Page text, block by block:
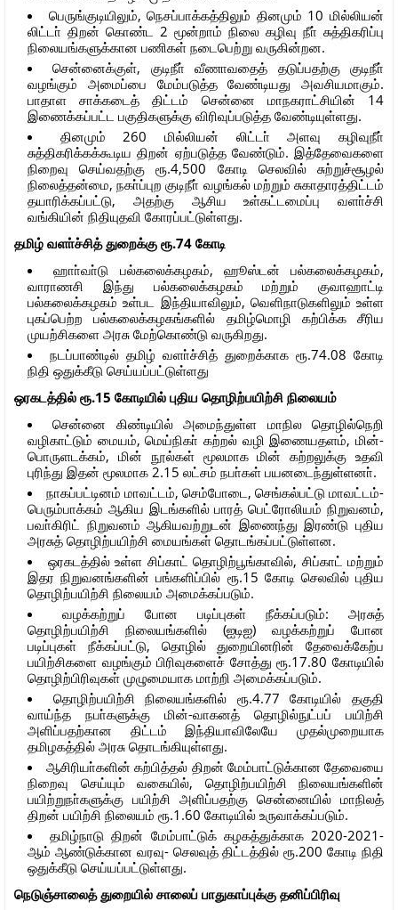
பெருங்குடியிலும், நெசப்பாக்கத்திலும் தினமும் 10 மில்லியன்
லிட்டா் திறன் கொண்ட 2 மூன்றாம் நிலை கழிவு நீா் சுத்திகரிப்பு
நிலையங்களுக்கான பணிகள் நடைபெற்று வருகின்றன.
சென்னைக்குள், குடிநீா் வீணாவதைத் தடுப்பதற்கு குடிநீா்
வழங்கும் அமைப்பை மேம்படுத்த வேண்டியது அவசியமாகும்.
பாதாள சாக்கடைத் திட்டம் சென்னை மாநகராட்சியின் 14
இணைக்கப்பட்ட பகுதிகளுக்கு விரிவுப்படுத்த வேண்டியுள்ளது.
தினமும் 260 மில்லியன் லிட்டா் அளவு கழிவுநீா்
சுத்திகரிக்கக்கூடிய திறன் ஏற்படுத்த வேண்டும். இத்தேவைகளை
நிறைவு செய்வதற்கு ரூ.4,500 கோடி செலவில் சுற்றுச்சூழல்
நிலைத்தன்மை, நகா்ப்புற குடிநீா் வழங்கல் மற்றும் சுகாதாரத்திட்டம்
தயாரிக்கப்பட்டு, அதற்கு ஆசிய உள்கட்டமைப்பு வளா்ச்சி
வங்கியின் நிதியுதவி கோரப்பட்டுள்ளது.
தமிழ் வளா்ச்சித் துறைக்கு ரூ.74 கோடி
ஹாா்வா்டு பல்கலைக்கழகம், ஹூஸ்டன் பல்கலைக்கழகம்,
வாராணசி இந்து பல்கலைக்கழகம் மற்றும் குவாஹாட்டி
பல்கலைக்கழகம் உள்பட இந்தியாவிலும், வெளிநாடுகளிலும் உள்ள
புகப்பெற்ற பல்கலைக்கழகங்களில் தமிழ்மொழி கற்பிக்க சீரிய
முயற்சிகளை அரசு மேற்கொண்டு வருகிறது.
நடப்பாண்டில் தமிழ் வளா்ச்சித் துறைக்காக ரூ.74.08 கோடி
நிதி ஒதுக்கீடு செய்யப்பட்டுள்ளது
ஒரகடத்தில் ரூ.15 கோடியில் புதிய தொழிற்பயிற்சி நிலையம்
சென்னை கிண்டியில் அமைந்துள்ள மாநில தொழில்நெறி
வழிகாட்டும் மையம், மெய்நிகா் கற்றல் வழி இணையதளம், மின்-
பொருளடக்கம், மின் நூல்கள் மூலமாக மின் கற்றலுக்கு உதவி
புரிந்து இதன் மூலமாக 2.15 லட்சம் நபா்கள் பயனடைந்துள்ளனா்.
நாகப்பட்டினம் மாவட்டம், செம்போடை, செங்கல்பட்டு மாவட்டம்-
பெரும்பாக்கம் ஆகிய இடங்களில் பாரத் பெட்ரோலியம் நிறுவனம்,
பவா்கிரிட் நிறுவனம் ஆகியவற்றுடன் இணைந்து இரண்டு புதிய
அரசுத் தொழிற்பயிற்சி மையங்கள் தொடங்கப்பட்டுள்ளன.
ஒரகடத்தில் உள்ள சிப்காட் தொழிற்பூங்காவில், சிப்காட் மற்றும்
இதர நிறுவனங்களின் பங்களிப்பில் ரூ.15 கோடி செலவில் புதிய
தொழிற்பயிற்சி நிலையம் அமைக்கப்படும்.
வழக்கற்றுப் போன படிப்புகள் நீக்கப்படும்: அரசுத்
தொழிற்பயிற்சி நிலையங்களில் (ஐடிஐ) வழக்கற்றுப் போன
படிப்புகள் நீக்கப்பட்டு, தொழில் துறையினரின் தேவைக்கேற்ப
பயிற்சிகளை வழங்கும் பிரிவுகளைச் சோத்து ரூ.17.80 கோடியில்
தொழிற்பிரிவுகள் முழுமையாக மாற்றி அமைக்கப்படும்.
தொழிற்பயிற்சி நிலையங்களில் ரூ.4.77 கோடியில் தகுதி
வாய்ந்த நபா்களுக்கு மின்-வாகனத் தொழில்நுட்பப் பயிற்சி
அளிப்பதற்கான திட்டம் இந்தியாவிலேயே முதல்முறையாக
தமிழகத்தில் அரசு தொடங்கியுள்ளது.
ஆசிரியா்களின் கற்பித்தல் திறன் மேம்பாட்டுக்கான தேவையை
நிறைவு செய்யும் வகையில், தொழிற்பயிற்சி நிலையங்களின்
பயிற்றுநா்களுக்கு பயிற்சி அளிப்பதற்கு சென்னையில் மாநிலத்
திறன் பயிற்சி நிலையம் ரூ.1.60 கோடியில் உருவாக்கப்படும்.
தமிழ்நாடு திறன் மேம்பாட்டுக் கழகத்துக்காக 2020-2021-
ஆம் ஆண்டுக்கான வரவு- செலவுத் திட்டத்தில் ரூ.200 கோடி நிதி
ஒதுக்கீடு செய்யப்பட்டுள்ளது.
நெடுஞ்சாலைத் துறையில் சாலைப் பாதுகாப்புக்கு தனிப்பிரிவு